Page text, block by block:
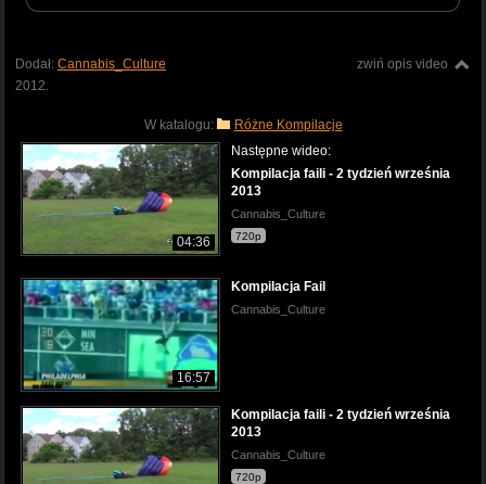
zwiń opis video
Dodał: Cannabis_Culture
2012.
W katalogu: Różne Kompilacje
04:36
Następne wideo:
Kompilacja faili - 2 tydzień września
2013
Cannabis_Culture
720p
16:57
Kompilacja Fail
Cannabis_Culture
Kompilacja faili - 2 tydzień września
2013
Cannabis_Culture
720p